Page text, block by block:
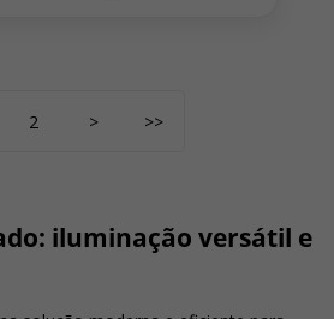
2 > >>
iluminação versátil e